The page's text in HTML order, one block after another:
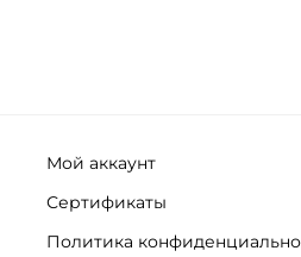
Мой аккаунт
Сертификаты
Политика